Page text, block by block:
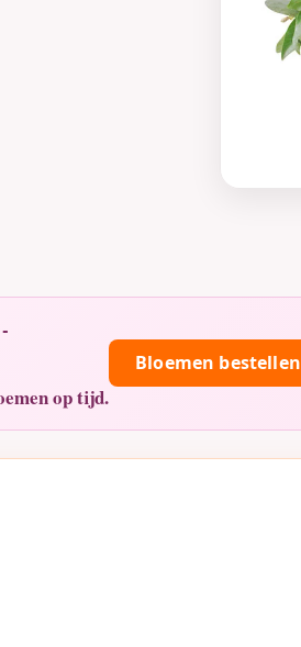
op tijd.
Bloemen bestellen